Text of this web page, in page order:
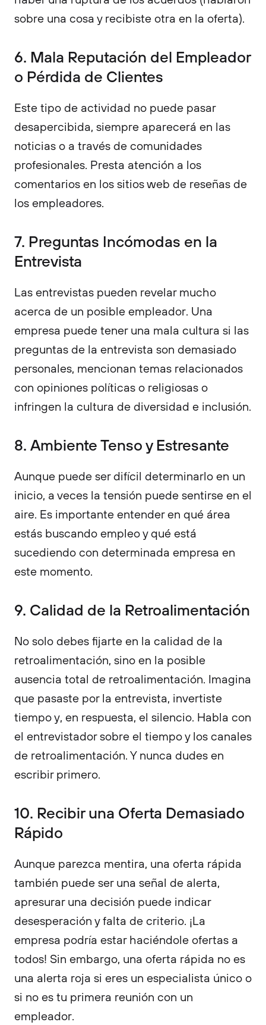
sobre una cosa y recibiste otra en la oferta).
6. Mala Reputación del Empleador
o Pérdida de Clientes
Este tipo de actividad no puede pasar
desapercibida, siempre aparecerá en las
noticias o a través de comunidades
profesionales. Presta atención a los
comentarios en los sitios web de reseñas de
los empleadores.
7. Preguntas Incómodas en la
Entrevista
Las entrevistas pueden revelar mucho
acerca de un posible empleador. Una
empresa puede tener una mala cultura si las
preguntas de la entrevista son demasiado
personales, mencionan temas relacionados
con opiniones políticas o religiosas o
infringen la cultura de diversidad e inclusión.
8. Ambiente Tenso y Estresante
Aunque puede ser difícil determinarlo en un
inicio, a veces la tensión puede sentirse en el
aire. Es importante entender en qué área
estás buscando empleo y qué está
sucediendo con determinada empresa en
este momento.
9. Calidad de la Retroalimentación
No solo debes fijarte en la calidad de la
retroalimentación, sino en la posible
ausencia total de retroalimentación. Imagina
que pasaste por la entrevista, invertiste
tiempo y, en respuesta, el silencio. Habla con
el entrevistador sobre el tiempo y los canales
de retroalimentación. Y nunca dudes en
escribir primero.
10. Recibir una Oferta Demasiado
Rápido
Aunque parezca mentira, una oferta rápida
también puede ser una señal de alerta,
apresurar una decisión puede indicar
desesperación y falta de criterio. ¡La
empresa podría estar haciéndole ofertas a
todos! Sin embargo, una oferta rápida no es
una alerta roja si eres un especialista único o
si no es tu primera reunión con un
empleador.